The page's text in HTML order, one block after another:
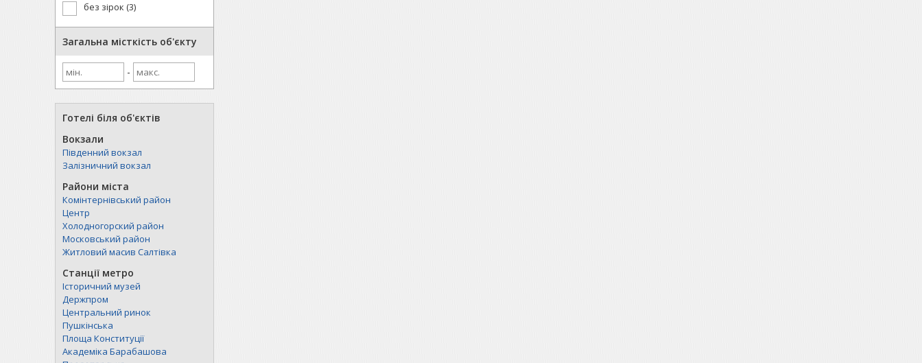
без зірок (3)
Загальна місткість об'єкту
-
Готелі біля об'єктів
Вокзали
Південний вокзал
Залізничний вокзал
Райони міста
Комінтернівський район
Центр
Холодногорский район
Московський район
Житловий масив Салтівка
Станції метро
Історичний музей
Держпром
Центральний ринок
Пушкінська
Площа Конституції
Академіка Барабашова